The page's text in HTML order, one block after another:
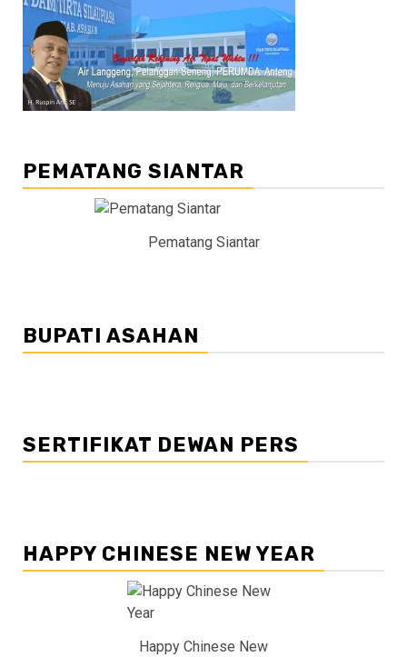
PEMATANG SIANTAR
Pematang Siantar
BUPATI ASAHAN
SERTIFIKAT DEWAN PERS
HAPPY CHINESE NEW YEAR
Happy Chinese New